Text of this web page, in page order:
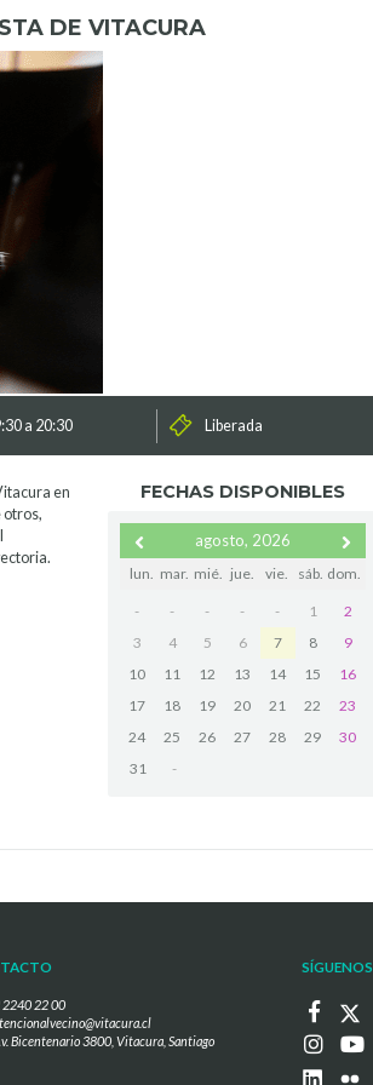
DE VITACURA
a 20:30 Liberada
en
otros,
FECHAS DISPONIBLES
agosto, 2026
lun. mar. mié. jue. vie. sáb. dom.
- - - - - 1
2
3
4 5 6 7 8
9
10
11 12 13 14 15
16
17
18 19 20 21 22
23
24
25 26 27 28 29
30
31
-
2240 22 00
Bicentenario 3800, Vitacura, Santiago
SÍGUENOS